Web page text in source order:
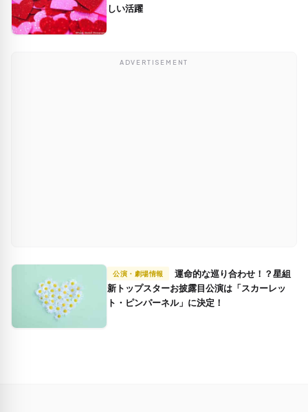
しい活躍
ADVERTISEMENT
公演・劇場情報
新トップスターお披露目公演は「スカーレッ
ト・ピンパーネル」に決定！